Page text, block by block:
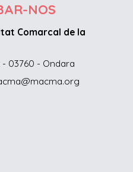
NOS
Comarcal de la
03760 - Ondara